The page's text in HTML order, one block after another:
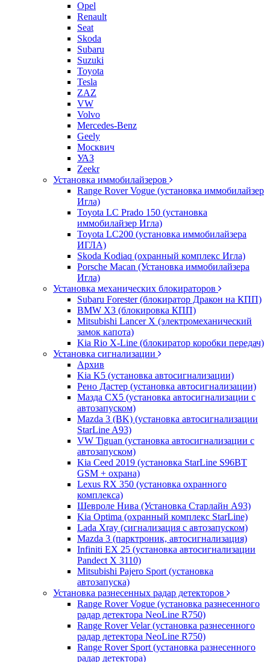
Opel
Renault
Seat
Skoda
Subaru
Suzuki
Toyota
Tesla
ZAZ
VW
Volvo
Mercedes-Benz
Geely
Москвич
УАЗ
Zeekr
Установка иммобилайзеров
Range Rover Vogue (установка иммобилайзер
Игла)
Toyota LC Prado 150 (установка
иммобилайзер Игла)
Toyota LC200 (установка иммобилайзера
ИГЛА)
Skoda Kodiaq (охранный комплекс Игла)
Porsche Macan (Установка иммобилайзера
Игла)
Установка механических блокираторов
Subaru Forester (блокиратор Дракон на КПП)
BMW X3 (блокировка КПП)
Mitsubishi Lancer X (электромеханический
замок капота)
Kia Rio X-Line (блокиратор коробки передач)
Установка сигнализации
Архив
Kia K5 (установка автосигнализации)
Рено Дастер (установка автосигнализации)
Мазда CХ5 (установка автосигнализации с
автозапуском)
Mazda 3 (BK) (установка автосигнализации
StarLine A93)
VW Tiguan (установка автосигнализации с
автозапуском)
Kia Ceed 2019 (установка StarLine S96BT
GSM + охрана)
Lexus RX 350 (установка охранного
комплекса)
Шевроле Нива (Установка Старлайн А93)
Kia Optima (охранный комплекс StarLine)
Lada Xray (сигнализация с автозапуском)
Mazda 3 (парктроник, автосигнализация)
Infiniti EX 25 (установка автосигнализации
Pandect X 3110)
Mitsubishi Pajero Sport (установка
автозапуска)
Установка разнесенных радар детекторов
Range Rover Vogue (установка разнесенного
радар детектора NeoLine R750)
Range Rover Velar (установка разнесенного
радар детектора NeoLine R750)
Range Rover Sport (установка разнесенного
радар детектора)